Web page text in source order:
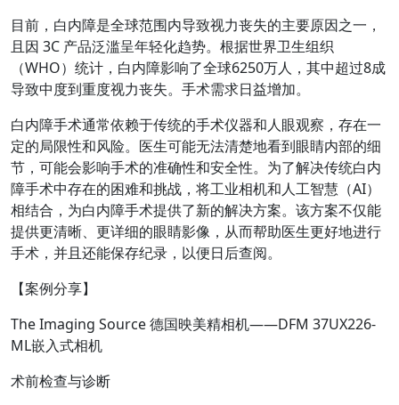
目前，白内障是全球范围内导致视力丧失的主要原因之一，
且因 3C 产品泛滥呈年轻化趋势。根据世界卫生组织
（WHO）统计，白内障影响了全球6250万人，其中超过8成
导致中度到重度视力丧失。手术需求日益增加。
白内障手术通常依赖于传统的手术仪器和人眼观察，存在一
定的局限性和风险。医生可能无法清楚地看到眼睛内部的细
节，可能会影响手术的准确性和安全性。为了解决传统白内
障手术中存在的困难和挑战，将工业相机和人工智慧（AI）
相结合，为白内障手术提供了新的解决方案。该方案不仅能
提供更清晰、更详细的眼睛影像，从而帮助医生更好地进行
手术，并且还能保存纪录，以便日后查阅。
【案例分享】
The Imaging Source 德国映美精相机——DFM 37UX226-
ML嵌入式相机
术前检查与诊断